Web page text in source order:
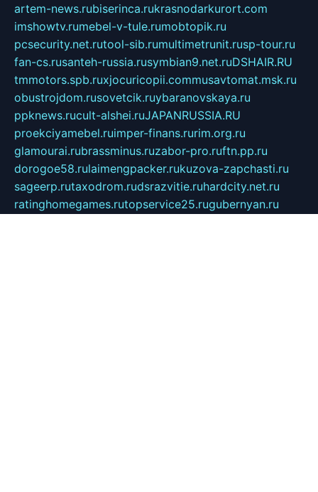
artem-news.rubiserinca.rukrasnodarkurort.com
imshowtv.rumebel-v-tule.rumobtopik.ru
pcsecurity.net.rutool-sib.rumultimetrunit.rusp-tour.ru
fan-cs.rusanteh-russia.rusymbian9.net.ruDSHAIR.RU
tmmotors.spb.ruxjocuricopii.commusavtomat.msk.ru
obustrojdom.rusovetcik.ruybaranovskaya.ru
ppknews.rucult-alshei.ruJAPANRUSSIA.RU
proekciyamebel.ruimper-finans.rurim.org.ru
glamourai.rubrassminus.ruzabor-pro.ruftn.pp.ru
dorogoe58.rulaimengpacker.rukuzova-zapchasti.ru
sageerp.rutaxodrom.rudsrazvitie.ruhardcity.net.ru
ratinghomegames.rutopservice25.rugubernyan.ru